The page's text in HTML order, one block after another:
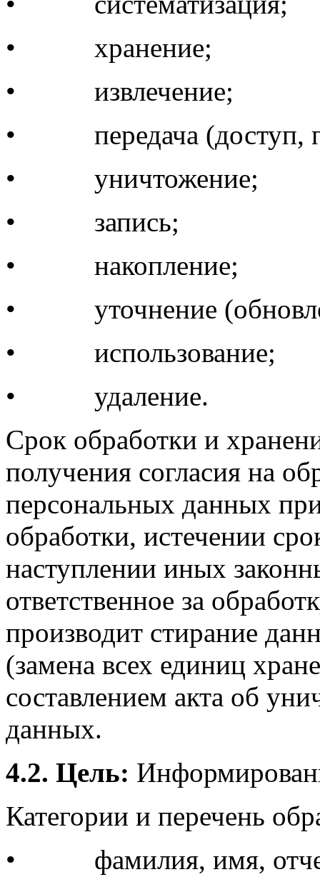
• хранение;
• извлечение;
• передача (доступ,
• уничтожение;
• запись;
• накопление;
• уточнение
• использование;
• удаление.
Срок обработки и
получения согласия на
персональных данных
обработки, истечении
наступлении иных
ответственное за
производит стирание
(замена всех единиц
составлением акта об
данных.
4.2. Цель:
Категории и перечень
• фамилия, имя,